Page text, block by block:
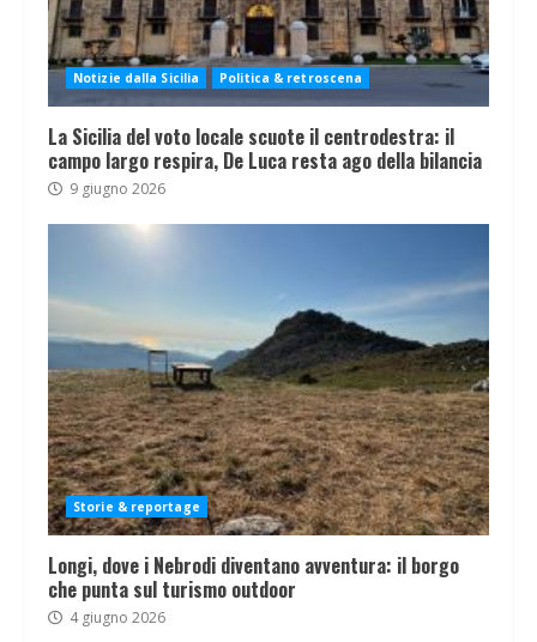
Notizie dalla Sicilia Politica & retroscena
La Sicilia del voto locale scuote il centrodestra: il
campo largo respira, De Luca resta ago della bilancia
9 giugno 2026
Storie & reportage
Longi, dove i Nebrodi diventano avventura: il borgo
che punta sul turismo outdoor
4 giugno 2026